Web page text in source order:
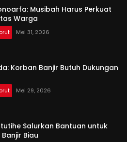
Musibah Harus Perkuat
Warga
Mei 31, 2026
Korban Banjir Butuh Dukungan
Mei 29, 2026
Salurkan Bantuan untuk
Biau